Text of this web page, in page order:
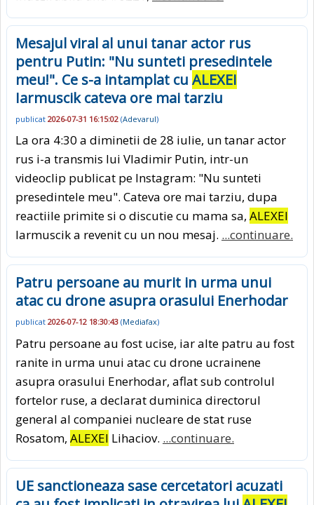
Mesajul viral al unui tanar actor rus
pentru Putin: "Nu sunteti presedintele
meu!". Ce s-a intamplat cu ALEXEI
Iarmuscik cateva ore mai tarziu
publicat 2026-07-31 16:15:02 (Adevarul)
La ora 4:30 a diminetii de 28 iulie, un tanar actor
rus i-a transmis lui Vladimir Putin, intr-un
videoclip publicat pe Instagram: "Nu sunteti
presedintele meu". Cateva ore mai tarziu, dupa
reactiile primite si o discutie cu mama sa, ALEXEI
Iarmuscik a revenit cu un nou mesaj. ...continuare.
Patru persoane au murit in urma unui
atac cu drone asupra orasului Enerhodar
publicat 2026-07-12 18:30:43 (Mediafax)
Patru persoane au fost ucise, iar alte patru au fost
ranite in urma unui atac cu drone ucrainene
asupra orasului Enerhodar, aflat sub controlul
fortelor ruse, a declarat duminica directorul
general al companiei nucleare de stat ruse
Rosatom, ALEXEI Lihaciov. ...continuare.
UE sanctioneaza sase cercetatori acuzati